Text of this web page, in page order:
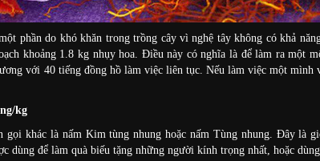
phần do khó khăn trong trồng cây vì nghệ tây không có khả
khoảng 1.8 kg nhụy hoa. Điều này có nghĩa là để làm ra một
với 40 tiếng đồng hồ làm việc liên tục. Nếu làm việc một mình
kg
gọi khác là nấm Kim tùng nhung hoặc nấm Tùng nhung. Đây là
dùng để làm quà biếu tặng những người kính trọng nhất, hoặc